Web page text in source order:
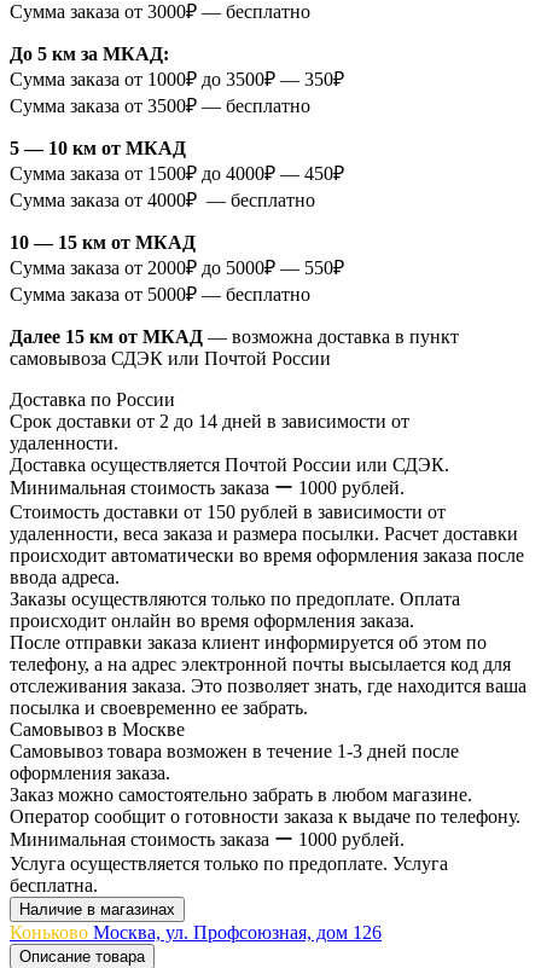
Сумма заказа от 3000₽ — бесплатно
До 5 км за МКАД:
Сумма заказа от 1000₽ до 3500₽ — 350₽
Сумма заказа от 3500₽ — бесплатно
5 — 10 км от МКАД
Сумма заказа от 1500₽ до 4000₽ — 450₽
Сумма заказа от 4000₽ — бесплатно
10 — 15 км от МКАД
Сумма заказа от 2000₽ до 5000₽ — 550₽
Сумма заказа от 5000₽ — бесплатно
Далее 15 км от МКАД — возможна доставка в пункт
самовывоза СДЭК или Почтой России
Доставка по России
Срок доставки от 2 до 14 дней в зависимости от
удаленности.
Доставка осуществляется Почтой России или СДЭК.
Минимальная стоимость заказа ー 1000 рублей.
Стоимость доставки от 150 рублей в зависимости от
удаленности, веса заказа и размера посылки. Расчет доставки
происходит автоматически во время оформления заказа после
ввода адреса.
Заказы осуществляются только по предоплате. Оплата
происходит онлайн во время оформления заказа.
После отправки заказа клиент информируется об этом по
телефону, а на адрес электронной почты высылается код для
отслеживания заказа. Это позволяет знать, где находится ваша
посылка и своевременно ее забрать.
Самовывоз в Москве
Самовывоз товара возможен в течение 1-3 дней после
оформления заказа.
Заказ можно самостоятельно забрать в любом магазине.
Оператор сообщит о готовности заказа к выдаче по телефону.
Минимальная стоимость заказа ー 1000 рублей.
Услуга осуществляется только по предоплате. Услуга
бесплатна.
Наличие в магазинах
Коньково Москва, ул. Профсоюзная, дом 126
Описание товара